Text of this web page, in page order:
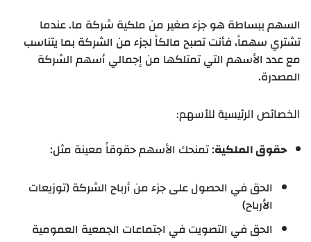
السهم ببساطة هو جزء صغير من ملكية شركة ما. عندما
تشتري سهماً، فأنت تصبح مالكاً لجزء من الشركة بما يتناسب
مع عدد الأسهم التي تمتلكها من إجمالي أسهم الشركة
المصدرة.
الخصائص الرئيسية للأسهم:
حقوق الملكية: تمنحك الأسهم حقوقاً معينة مثل:
الحق في الحصول على جزء من أرباح الشركة (توزيعات
الأرباح)
الحق في التصويت في اجتماعات الجمعية العمومية